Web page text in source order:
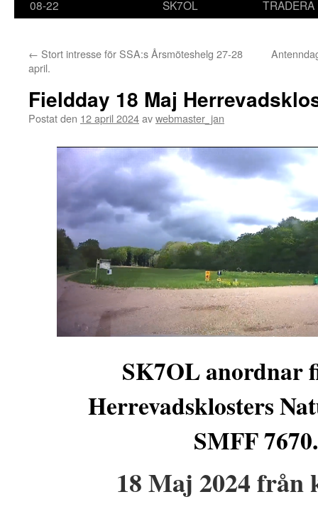
08-22
SK7OL
TRADERA
← Stort intresse för SSA:s Årsmöteshelg 27-28
april.
Fieldday 18 Maj
Postat den 12 april 2024avwebmaster_jan
SK7OL anordnar
Herrevadsklosters
SMFF 7670.
18 Maj 2024 från